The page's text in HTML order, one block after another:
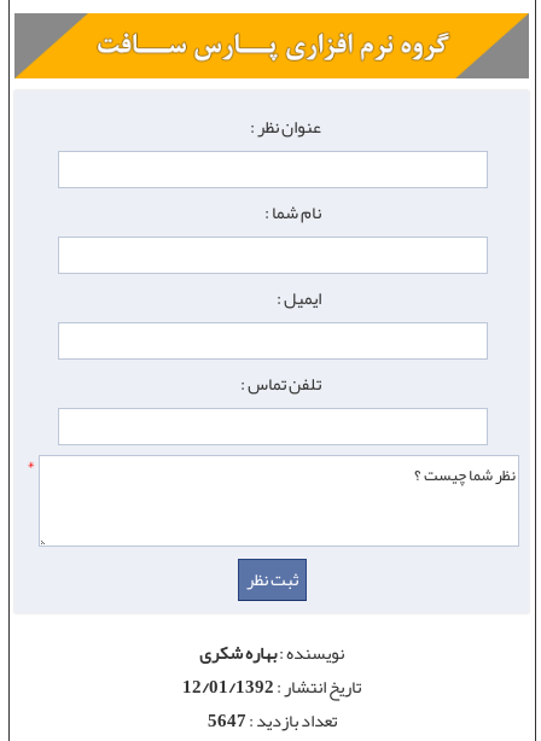
عنوان نظر :
نام شما :
ایمیل :
تلفن تماس :
*
نویسنده :بهاره شکری
تاریخ انتشار :12/01/1392
تعداد بازدید :5647